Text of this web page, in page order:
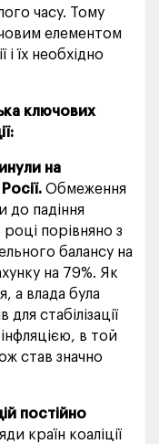
часу. Тому
елементом
і їх необхідно
ключових
на
Обмеження
до падіння
порівняно з
балансу на
на 79%. Як
а влада була
стабілізації
в той
став значно
постійно
країн коаліції